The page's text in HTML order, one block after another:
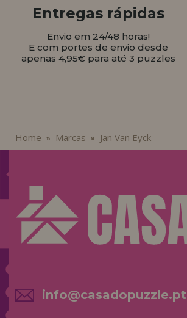
Entregas rápidas
Envio em 24/48 horas!
E com portes de envio desde
apenas 4,95€ para até 3 puzzles
Home » Marcas » Jan Van Eyck
info@casadopuzzle.pt